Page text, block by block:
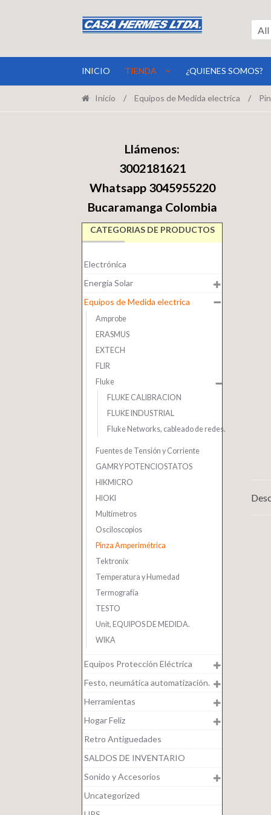
a
la
al
contenido
All
INICIO TIENDA ¿QUIENES SOMOS?
Inicio / Equipos de Medida electrica /
Llámenos:
3002181621
Whatsapp 3045955220
Bucaramanga Colombia
CATEGORIAS DE PRODUCTOS
Electrónica
Energía Solar
Equipos de Medida electrica
Amprobe
ERASMUS
EXTECH
FLIR
Fluke
FLUKE CALIBRACION
FLUKE INDUSTRIAL
Fluke Networks, cableado de redes.
Fuentes de Tensión y Corriente
GAMRY POTENCIOSTATOS
HIKMICRO
HIOKI
Multímetros
Osciloscopios
Pinza Amperimétrica
Tektronix
Temperatura y Humedad
Termografía
TESTO
Unit, EQUIPOS DE MEDIDA.
WIKA
Equipos Protección Eléctrica
Festo, neumática automatización.
Herramientas
Hogar Feliz
Retro Antiguedades
SALDOS DE INVENTARIO
Sonido y Accesorios
Uncategorized